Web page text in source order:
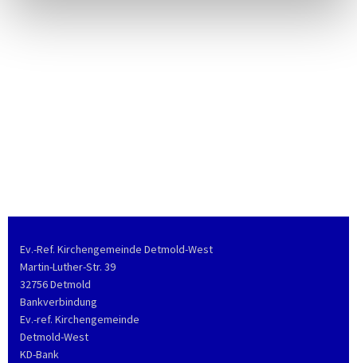
Ev.-Ref. Kirchengemeinde Detmold-West
Martin-Luther-Str. 39
32756 Detmold
Bankverbindung
Ev.-ref. Kirchengemeinde
Detmold-West
KD-Bank